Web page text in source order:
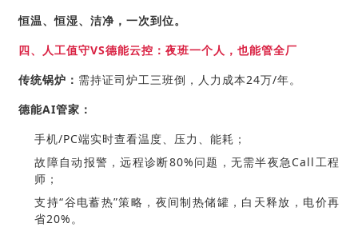
恒温、恒湿、洁净，一次到位。
四、人工值守VS德能云控：夜班一个人，也能管全厂
传统锅炉： 需持证司炉工三班倒，人力成本24万/年。
德能AI管家：
手机/PC端实时查看温度、压力、能耗；
故障自动报警，远程诊断80%问题，无需半夜急Call工程
师；
支持“谷电蓄热”策略，夜间制热储罐，白天释放，电价再
省20%。